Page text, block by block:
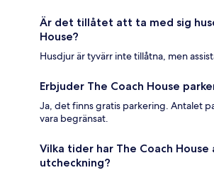
Är det tillåtet att ta med sig
House?
Husdjur är tyvärr inte tillåtna, men
Erbjuder The Coach House
Ja, det finns gratis parkering. Antalet
vara begränsat.
Vilka tider har The Coach
utcheckning?